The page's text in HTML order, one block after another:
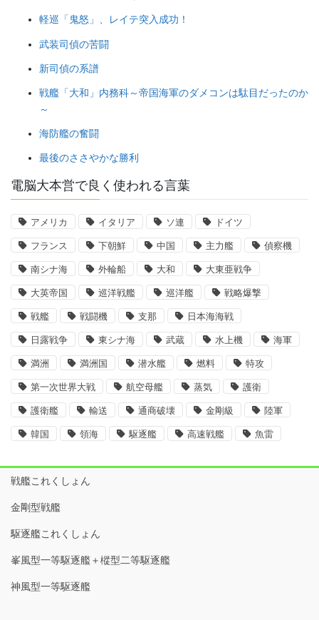
軽巡「鬼怒」、レイテ突入成功！
武装司偵の苦闘
新司偵の系譜
戦艦「大和」内務科～帝国海軍のダメコンは駄目だったのか
～
海防艦の奮闘
最後のささやかな勝利
電脳大本営で良く使われる言葉
アメリカ イタリア ソ連 ドイツ
フランス 下朝鮮 中国 主力艦 偵察機
南シナ海 外輪船 大和 大東亜戦争
大英帝国 巡洋戦艦 巡洋艦 戦略爆撃
戦艦 戦闘機 支那 日本海海戦
日露戦争 東シナ海 武蔵 水上機 海軍
満洲 満洲国 潜水艦 燃料 特攻
第一次世界大戦 航空母艦 蒸気 護衛
護衛艦 輸送 通商破壊 金剛級 陸軍
韓国 領海 駆逐艦 高速戦艦 魚雷
戦艦これくしょん
金剛型戦艦
駆逐艦これくしょん
峯風型一等駆逐艦＋樅型二等駆逐艦
神風型一等駆逐艦